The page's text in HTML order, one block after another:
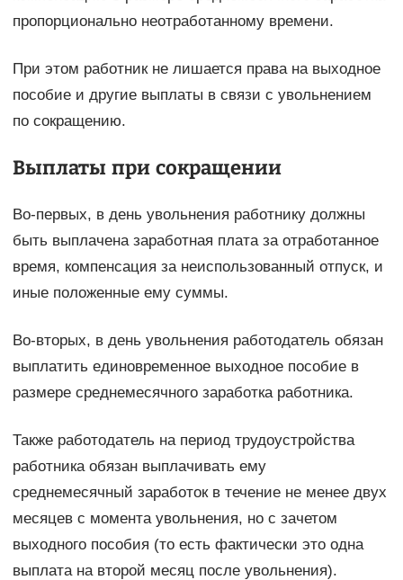
пропорционально неотработанному времени.
При этом работник не лишается права на выходное
пособие и другие выплаты в связи с увольнением
по сокращению.
Выплаты при сокращении
Во-первых, в день увольнения работнику должны
быть выплачена заработная плата за отработанное
время, компенсация за неиспользованный отпуск, и
иные положенные ему суммы.
Во-вторых, в день увольнения работодатель обязан
выплатить единовременное выходное пособие в
размере среднемесячного заработка работника.
Также работодатель на период трудоустройства
работника обязан выплачивать ему
среднемесячный заработок в течение не менее двух
месяцев с момента увольнения, но с зачетом
выходного пособия (то есть фактически это одна
выплата на второй месяц после увольнения).